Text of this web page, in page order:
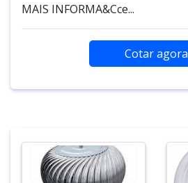
MAIS INFORMA&Cce...
Cotar agora